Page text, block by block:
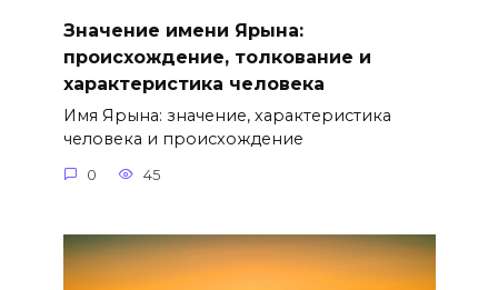
Значение имени Ярына:
происхождение, толкование и
характеристика человека
Имя Ярына: значение, характеристика
человека и происхождение
0 45